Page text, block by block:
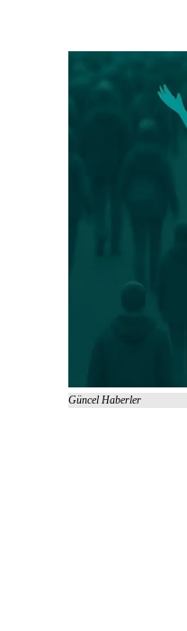
Güncel Haberler